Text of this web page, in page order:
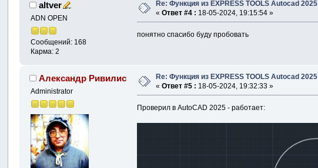
altver
ADN OPEN
Сообщений: 168
Карма: 2
Re: Функция из EXPRESS TOOLS Autocad 2025
«Ответ #4 : 18-05-2024, 19:15:54 »
понятно спасибо буду пробовать
Александр Ривилис
Administrator
Re: Функция из EXPRESS TOOLS Autocad 2025
«Ответ #5 : 18-05-2024, 19:32:33 »
Проверил в AutoCAD 2025 - работает: